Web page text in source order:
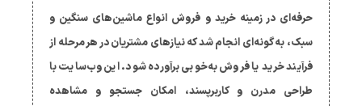
حرفه‌ای در زمینه خرید و فروش انواع ماشین‌های سنگین و
سبک، به گونه‌ای انجام شد که نیازهای مشتریان در هر مرحله از
فرآیند خرید یا فروش به‌خوبی برآورده شود. این وب‌سایت با
طراحی مدرن و کاربرپسند، امکان جستجو و مشاهده